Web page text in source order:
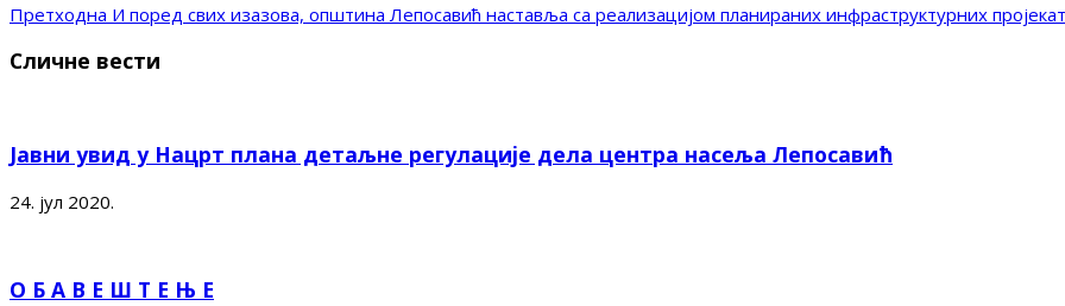
Претходна И поред свих изазова, општина Лепосавић наставља са реализацијом планираних инфраструктурних
Сличне вести
Јавни увид у Нацрт плана детаљне регулације дела центра насеља Лепосавић
24. јул 2020.
О Б А В Е Ш Т Е Њ Е